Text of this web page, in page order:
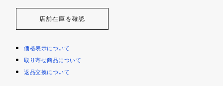
店舗在庫を確認
価格表示について
取り寄せ商品について
返品交換について